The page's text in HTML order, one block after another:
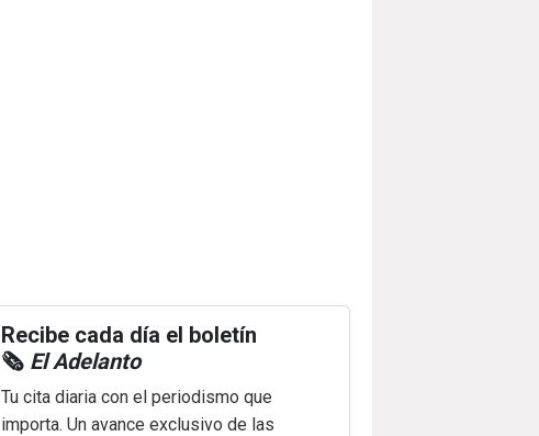
Recibe cada día el boletín
🗞️El Adelanto
Tu cita diaria con el periodismo que
importa. Un avance exclusivo de las